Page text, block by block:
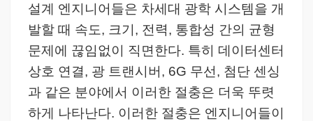
설계 엔지니어들은 차세대 광학 시스템을 개
발할 때 속도, 크기, 전력, 통합성 간의 균형
문제에 끊임없이 직면한다. 특히 데이터센터
상호 연결, 광 트랜시버, 6G 무선, 첨단 센싱
과 같은 분야에서 이러한 절충은 더욱 뚜렷
하게 나타난다. 이러한 절충은 엔지니어들이